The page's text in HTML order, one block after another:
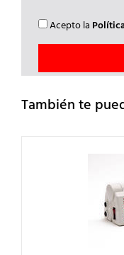
Acepto la
También te